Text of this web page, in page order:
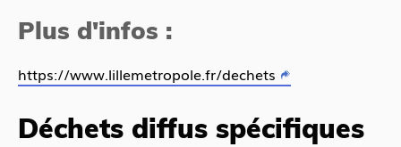
Plus d'infos :
https://www.lillemetropole.fr/dechets
Déchets diffus spécifiques